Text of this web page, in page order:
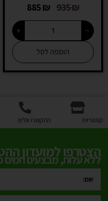
935₪
885₪
−
+
הוספה לסל
קטגוריות התקשרו אלינו
הצטרפו למועדון
ללא עלות, מבצעים חמים